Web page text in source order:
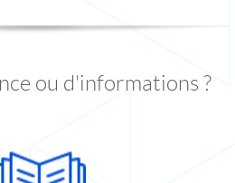
ou d'informations ?